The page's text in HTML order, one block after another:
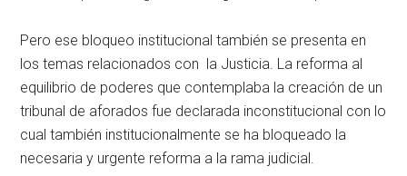
Pero ese bloqueo institucional también se presenta en
los temas relacionados con la Justicia. La reforma al
equilibrio de poderes que contemplaba la creación de un
tribunal de aforados fue declarada inconstitucional con lo
cual también institucionalmente se ha bloqueado la
necesaria y urgente reforma a la rama judicial.